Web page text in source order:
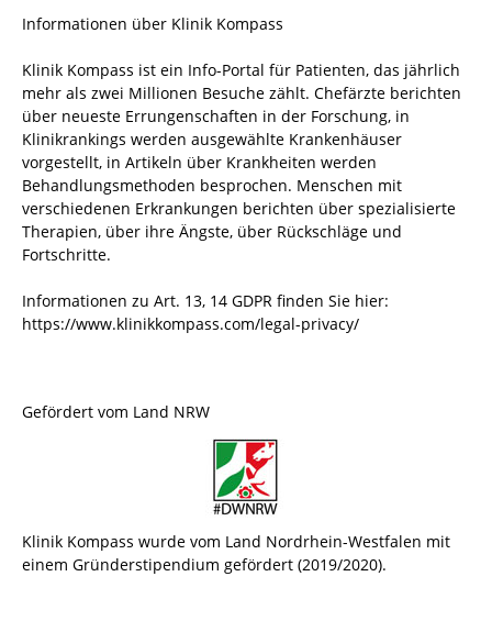
Informationen über Klinik Kompass
Klinik Kompass ist ein Info-Portal für Patienten, das jährlich
mehr als zwei Millionen Besuche zählt. Chefärzte berichten
über neueste Errungenschaften in der Forschung, in
Klinikrankings werden ausgewählte Krankenhäuser
vorgestellt, in Artikeln über Krankheiten werden
Behandlungsmethoden besprochen. Menschen mit
verschiedenen Erkrankungen berichten über spezialisierte
Therapien, über ihre Ängste, über Rückschläge und
Fortschritte.
Informationen zu Art. 13, 14 GDPR finden Sie hier:
https://www.klinikkompass.com/legal-privacy/
Gefördert vom Land NRW
Klinik Kompass wurde vom Land Nordrhein-Westfalen mit
einem Gründerstipendium gefördert (2019/2020).